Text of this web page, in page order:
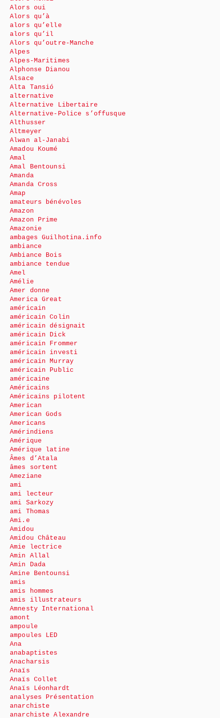
Alors oui
Alors qu’à
alors qu’elle
alors qu’il
Alors qu’outre-Manche
Alpes
Alpes-Maritimes
Alphonse Dianou
Alsace
Alta Tansió
alternative
Alternative Libertaire
Alternative-Police s’offusque
Althusser
Altmeyer
Alwan al-Janabi
Amadou Koumé
Amal
Amal Bentounsi
Amanda
Amanda Cross
Amap
amateurs bénévoles
Amazon
Amazon Prime
Amazonie
ambages Guilhotina.info
ambiance
Ambiance Bois
ambiance tendue
Amel
Amélie
Amer donne
America Great
américain
américain Colin
américain désignait
américain Dick
américain Frommer
américain investi
américain Murray
américain Public
américaine
Américains
Américains pilotent
American
American Gods
Americans
Amérindiens
Amérique
Amérique latine
Âmes d’Atala
âmes sortent
Ameziane
ami
ami lecteur
ami Sarkozy
ami Thomas
Ami.e
Amidou
Amidou Château
Amie lectrice
Amin Allal
Amin Dada
Amine Bentounsi
amis
amis hommes
amis illustrateurs
Amnesty International
amont
ampoule
ampoules LED
Ana
anabaptistes
Anacharsis
Anaïs
Anaïs Collet
Anaïs Léonhardt
analyses Présentation
anarchiste
anarchiste Alexandre